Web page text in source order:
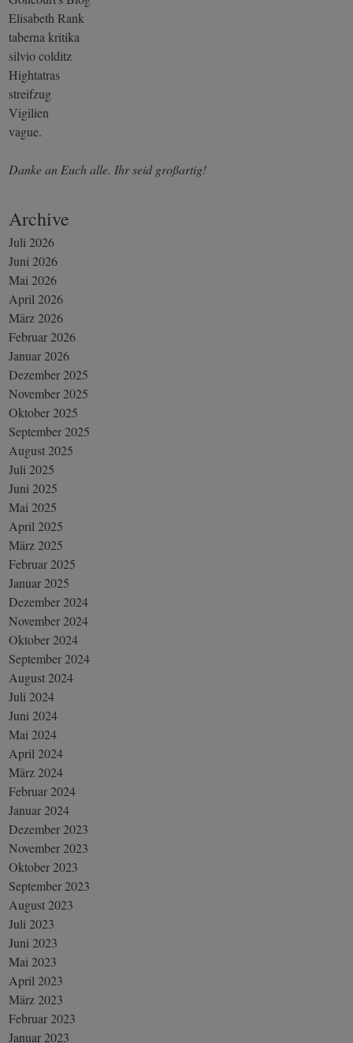
Elisabeth Rank
taberna kritika
silvio colditz
Hightatras
streifzug
Vigilien
vague.
Danke an Euch alle. Ihr seid großartig!
Archive
Juli 2026
Juni 2026
Mai 2026
April 2026
März 2026
Februar 2026
Januar 2026
Dezember 2025
November 2025
Oktober 2025
September 2025
August 2025
Juli 2025
Juni 2025
Mai 2025
April 2025
März 2025
Februar 2025
Januar 2025
Dezember 2024
November 2024
Oktober 2024
September 2024
August 2024
Juli 2024
Juni 2024
Mai 2024
April 2024
März 2024
Februar 2024
Januar 2024
Dezember 2023
November 2023
Oktober 2023
September 2023
August 2023
Juli 2023
Juni 2023
Mai 2023
April 2023
März 2023
Februar 2023
Januar 2023